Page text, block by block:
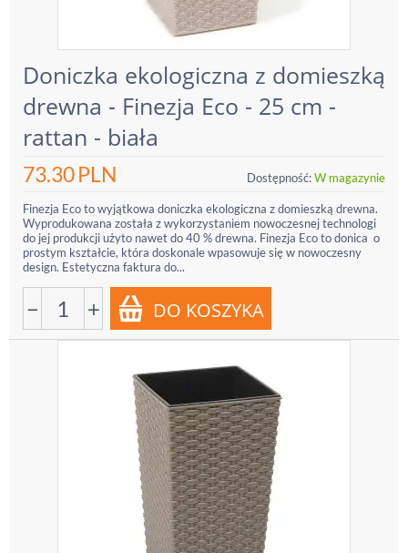
Doniczka ekologiczna z domieszką
drewna - Finezja Eco - 25 cm -
rattan - biała
73.30PLN Dostępność:W magazynie
Finezja Eco to wyjątkowa doniczka ekologiczna z domieszką drewna.
Wyprodukowana została z wykorzystaniem nowoczesnej technologi
do jej produkcji użyto nawet do 40 % drewna. Finezja Eco to donica o
prostym kształcie, która doskonale wpasowuje się w nowoczesny
design. Estetyczna faktura do...
− +